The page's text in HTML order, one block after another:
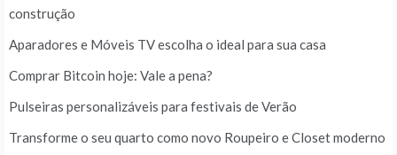
construção
Aparadores e Móveis TV escolha o ideal para sua casa
Comprar Bitcoin hoje: Vale a pena?
Pulseiras personalizáveis para festivais de Verão
Transforme o seu quarto como novo Roupeiro e Closet moderno